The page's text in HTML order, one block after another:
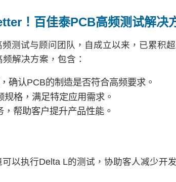
！百佳泰PCB高频测试解决
测试与顾问团队，自成立以来，已累积
解决方案，包含：
确认PCB的制造是否符合高频要求。
格，满足特定应用需求。
帮助客户提升产品性能。
以执行Delta L的测试，协助客人减少开